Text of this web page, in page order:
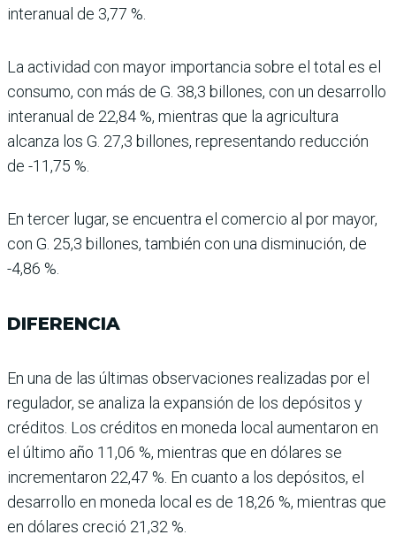
interanual de 3,77 %.
La actividad con mayor importancia sobre el total es el
consumo, con más de G. 38,3 billones, con un desa­rrollo
interanual de 22,84 %, mientras que la agricultura
alcanza los G. 27,3 billones, representando reducción
de -11,75 %.
En tercer lugar, se encuen­tra el comercio al por mayor,
con G. 25,3 billones, tam­bién con una disminución, de
-4,86 %.
DIFERENCIA
En una de las últimas observa­ciones realizadas por el
regu­lador, se analiza la expansión de los depósitos y
créditos. Los créditos en moneda local aumentaron en
el último año 11,06 %, mientras que en dóla­res se
incrementaron 22,47 %. En cuanto a los depósitos, el
desarrollo en moneda local es de 18,26 %, mientras que
en dólares creció 21,32 %.